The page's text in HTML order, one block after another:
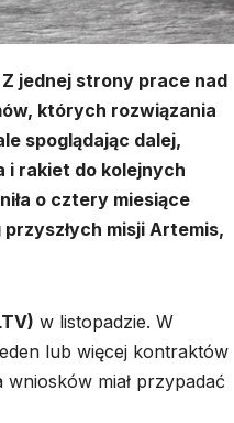
jednej strony prace nad
których rozwiązania
spoglądając dalej,
i rakiet do kolejnych
o cztery miesiące
misji Artemis,
w listopadzie. W
lub więcej kontraktów
wniosków miał przypadać